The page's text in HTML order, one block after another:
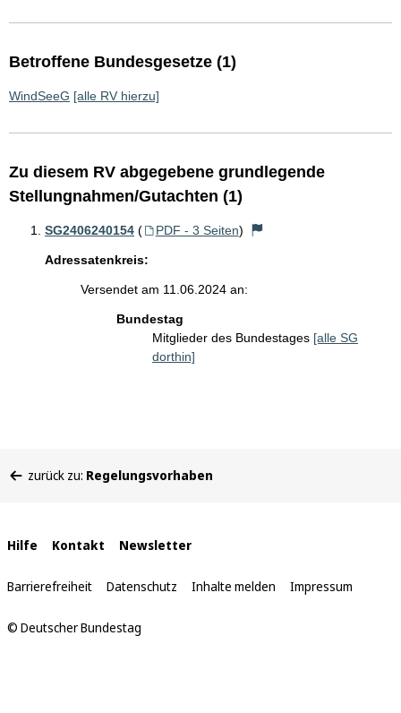
Betroffene Bundesgesetze (1)
WindSeeG [alle RV hierzu]
Zu diesem RV abgegebene grundlegende
Stellungnahmen/Gutachten (1)
SG2406240154 ( PDF - 3 Seiten)
Adressatenkreis:
Versendet am 11.06.2024 an:
Bundestag
Mitglieder des Bundestages [alle SG
dorthin]
befinden
zurück zu: Regelungsvorhaben
Interne
Links
Hilfe Kontakt Newsletter
Barrierefreiheit Datenschutz Inhalte melden Impressum
© Deutscher Bundestag